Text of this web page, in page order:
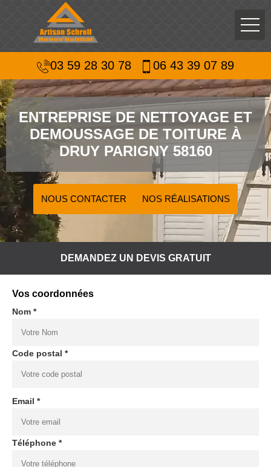
03 59 28 30 78 06 43 39 07 89
ENTREPRISE DE NETTOYAGE ET
DEMOUSSAGE DE TOITURE À
DRUY PARIGNY 58160
NOUS CONTACTER NOS RÉALISATIONS
DEMANDEZ UN DEVIS GRATUIT
Vos coordonnées
Nom *
Code postal *
Email *
Téléphone *